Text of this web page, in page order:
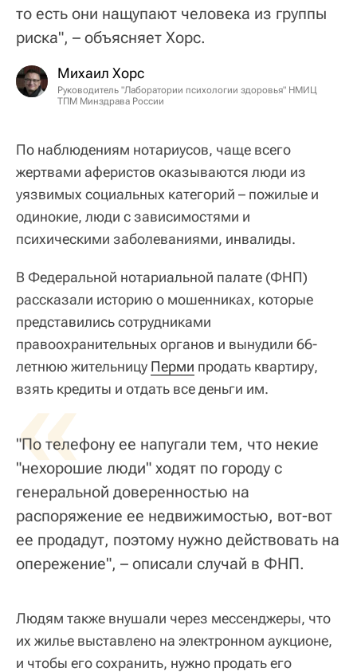
то есть они нащупают человека из группы
риска", – объясняет Хорс.
Михаил Хорс
Руководитель "Лаборатории психологии здоровья" НМИЦ
ТПМ Минздрава России
По наблюдениям нотариусов, чаще всего
жертвами аферистов оказываются люди из
уязвимых социальных категорий – пожилые и
одинокие, люди с зависимостями и
психическими заболеваниями, инвалиды.
В Федеральной нотариальной палате (ФНП)
рассказали историю о мошенниках, которые
представились сотрудниками
правоохранительных органов и вынудили 66-
летнюю жительницу Перми продать квартиру,
взять кредиты и отдать все деньги им.
«
"По телефону ее напугали тем, что некие
"нехорошие люди" ходят по городу с
генеральной доверенностью на
распоряжение ее недвижимостью, вот-вот
ее продадут, поэтому нужно действовать на
опережение", – описали случай в ФНП.
Людям также внушали через мессенджеры, что
их жилье выставлено на электронном аукционе,
и чтобы его сохранить, нужно продать его